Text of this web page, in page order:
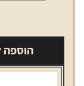
הוספה